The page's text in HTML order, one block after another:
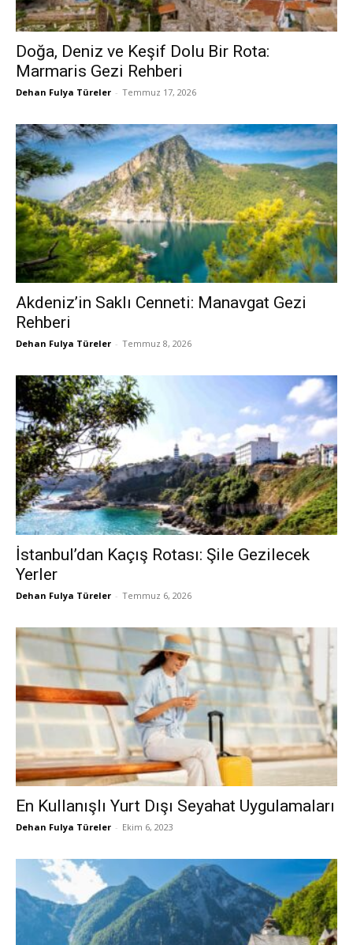
Doğa, Deniz ve Keşif Dolu Bir Rota:
Marmaris Gezi Rehberi
Dehan Fulya Türeler - Temmuz 17, 2026
Akdeniz’in Saklı Cenneti: Manavgat Gezi
Rehberi
Dehan Fulya Türeler - Temmuz 8, 2026
İstanbul’dan Kaçış Rotası: Şile Gezilecek
Yerler
Dehan Fulya Türeler - Temmuz 6, 2026
En Kullanışlı Yurt Dışı Seyahat Uygulamaları
Dehan Fulya Türeler - Ekim 6, 2023